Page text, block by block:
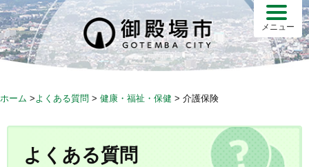
S
k
i
p
メニュー
ホーム > よくある質問 > 健康・福祉・保健 > 介護保険
よくある質問